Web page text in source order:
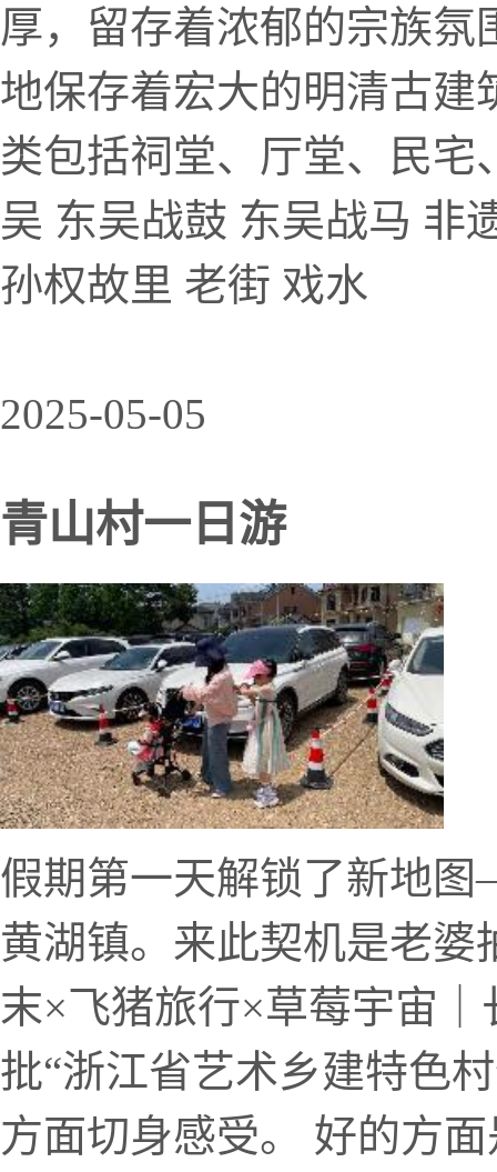
厚，留存着浓郁的宗族
地保存着宏大的明清古建
类包括祠堂、厅堂、民
吴 东吴战鼓 东吴战马 非
孙权故里 老街 戏水
2025-05-05
青山村一日游
假期第一天解锁了新地
黄湖镇。来此契机是老婆
末×飞猪旅行×草莓宇宙
批“浙江省艺术乡建特色
方面切身感受。 好的方